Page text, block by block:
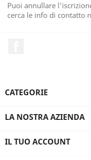
Puoi annullare
cerca le info di contatto
CATEGORIE
LA NOSTRA AZIENDA
IL TUO ACCOUNT